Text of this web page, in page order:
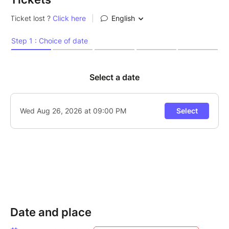
musicales, il mène la jam avec cette énergie joyeuse
et collective propre à ces soirées uniques. Fils d’une
famille de musiciens, il a très tôt troqué son piano
d’enfant contre des rythmes envoûtants du monde
une malice contagieuse et une énergie sans limites.
improvisations et fait vibrer les cœurs autant que les
instruments. Amateurs ou pros, curieux ou
passionnés, tous se retrouvent dans son groove,
Rakotomalala à la basse et Guido Broglé aux
Date and place